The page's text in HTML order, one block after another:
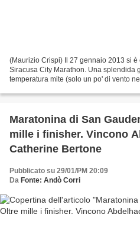
(Maurizio Crispi) Il 27 gennaio 2013 si
Siracusa City Marathon. Una splendida
temperatura mite (solo un po' di vento
Maratonina di San
mille i finisher. Vincono
Catherine Bertone
Pubblicato su 29/01/PM 20:09
Da Fonte: Andò Corri